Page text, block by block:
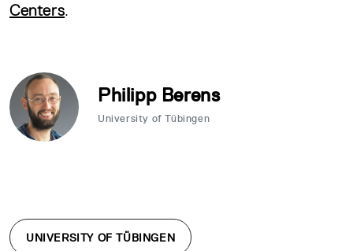
Centers.
Philipp Berens
University of Tübingen
UNIVERSITY OF TÜBINGEN